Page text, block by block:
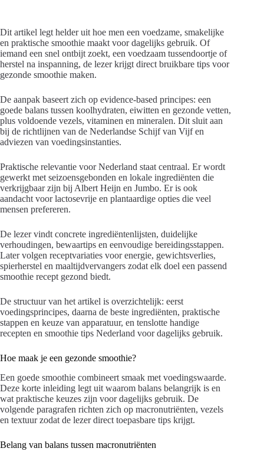
Dit artikel legt helder uit hoe men een voedzame, smakelijke
en praktische smoothie maakt voor dagelijks gebruik. Of
iemand een snel ontbijt zoekt, een voedzaam tussendoortje of
herstel na inspanning, de lezer krijgt direct bruikbare tips voor
gezonde smoothie maken.
De aanpak baseert zich op evidence-based principes: een
goede balans tussen koolhydraten, eiwitten en gezonde vetten,
plus voldoende vezels, vitaminen en mineralen. Dit sluit aan
bij de richtlijnen van de Nederlandse Schijf van Vijf en
adviezen van voedingsinstanties.
Praktische relevantie voor Nederland staat centraal. Er wordt
gewerkt met seizoensgebonden en lokale ingrediënten die
verkrijgbaar zijn bij Albert Heijn en Jumbo. Er is ook
aandacht voor lactosevrije en plantaardige opties die veel
mensen prefereren.
De lezer vindt concrete ingrediëntenlijsten, duidelijke
verhoudingen, bewaartips en eenvoudige bereidingsstappen.
Later volgen receptvariaties voor energie, gewichtsverlies,
spierherstel en maaltijdvervangers zodat elk doel een passend
smoothie recept gezond biedt.
De structuur van het artikel is overzichtelijk: eerst
voedingsprincipes, daarna de beste ingrediënten, praktische
stappen en keuze van apparatuur, en tenslotte handige
recepten en smoothie tips Nederland voor dagelijks gebruik.
Hoe maak je een gezonde smoothie?
Een goede smoothie combineert smaak met voedingswaarde.
Deze korte inleiding legt uit waarom balans belangrijk is en
wat praktische keuzes zijn voor dagelijks gebruik. De
volgende paragrafen richten zich op macronutriënten, vezels
en textuur zodat de lezer direct toepasbare tips krijgt.
Belang van balans tussen macronutriënten